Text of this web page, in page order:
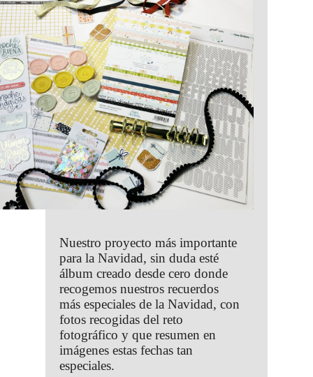
Nuestro proyecto más importante
para la Navidad, sin duda esté
álbum creado desde cero donde
recogemos nuestros recuerdos
más especiales de la Navidad, con
fotos recogidas del reto
fotográfico y que resumen en
imágenes estas fechas tan
especiales.